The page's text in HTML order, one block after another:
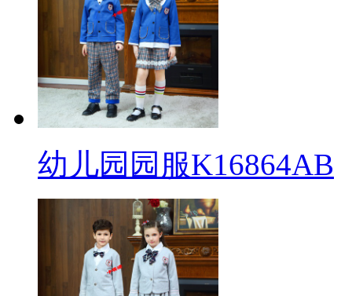
幼儿园园服K16864AB